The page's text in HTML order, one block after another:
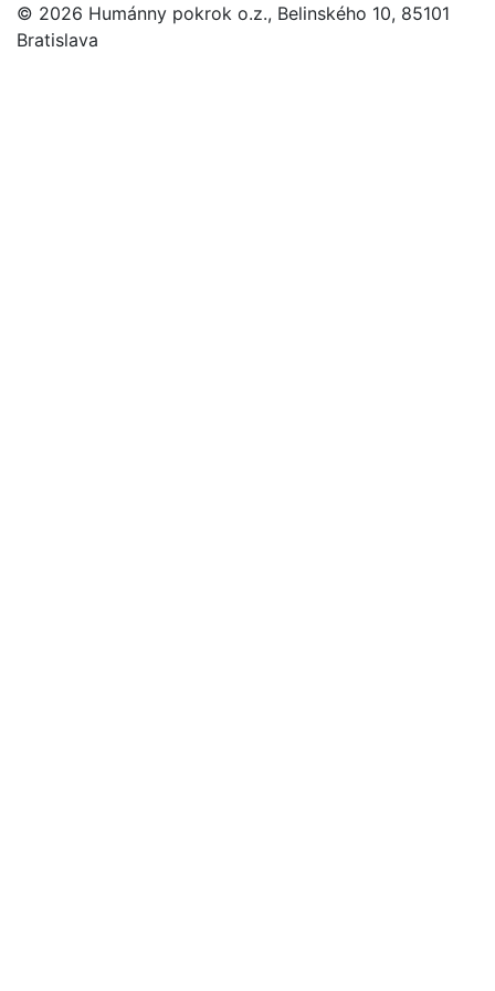
© 2026 Humánny pokrok o.z., Belinského 10, 85101
Bratislava